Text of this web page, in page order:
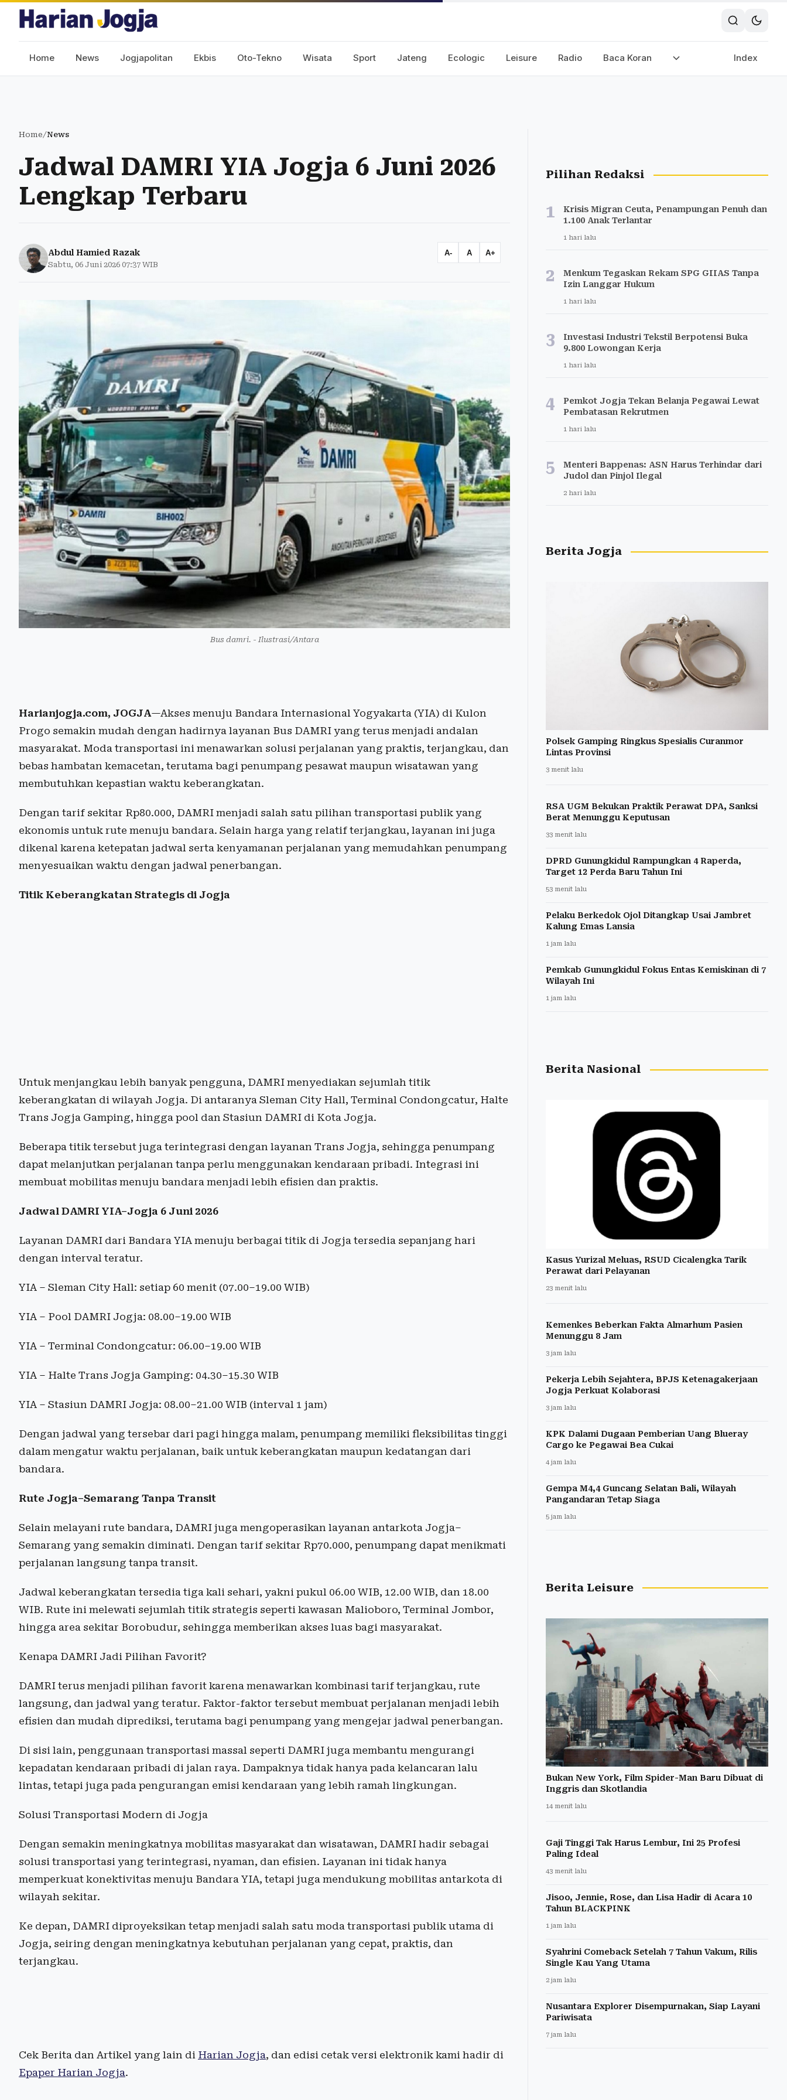
Home News Jogjapolitan Ekbis Oto-Tekno Wisata Sport Jateng Ecologic Leisure Radio Baca Koran Index
Home/News
Jadwal DAMRI YIA Jogja 6 Juni 2026
Lengkap Terbaru
Abdul Hamied Razak
Sabtu, 06 Juni 2026 07:37 WIB
A- A A+
Bus damri. - Ilustrasi/Antara
Harianjogja.com, JOGJA—Akses menuju Bandara Internasional Yogyakarta (YIA) di Kulon
Progo semakin mudah dengan hadirnya layanan Bus DAMRI yang terus menjadi andalan
masyarakat. Moda transportasi ini menawarkan solusi perjalanan yang praktis, terjangkau, dan
bebas hambatan kemacetan, terutama bagi penumpang pesawat maupun wisatawan yang
membutuhkan kepastian waktu keberangkatan.
Dengan tarif sekitar Rp80.000, DAMRI menjadi salah satu pilihan transportasi publik yang
ekonomis untuk rute menuju bandara. Selain harga yang relatif terjangkau, layanan ini juga
dikenal karena ketepatan jadwal serta kenyamanan perjalanan yang memudahkan penumpang
menyesuaikan waktu dengan jadwal penerbangan.
Titik Keberangkatan Strategis di Jogja
Untuk menjangkau lebih banyak pengguna, DAMRI menyediakan sejumlah titik
keberangkatan di wilayah Jogja. Di antaranya Sleman City Hall, Terminal Condongcatur, Halte
Trans Jogja Gamping, hingga pool dan Stasiun DAMRI di Kota Jogja.
Beberapa titik tersebut juga terintegrasi dengan layanan Trans Jogja, sehingga penumpang
dapat melanjutkan perjalanan tanpa perlu menggunakan kendaraan pribadi. Integrasi ini
membuat mobilitas menuju bandara menjadi lebih efisien dan praktis.
Jadwal DAMRI YIA–Jogja 6 Juni 2026
Layanan DAMRI dari Bandara YIA menuju berbagai titik di Jogja tersedia sepanjang hari
dengan interval teratur.
YIA – Sleman City Hall: setiap 60 menit (07.00–19.00 WIB)
YIA – Pool DAMRI Jogja: 08.00–19.00 WIB
YIA – Terminal Condongcatur: 06.00–19.00 WIB
YIA – Halte Trans Jogja Gamping: 04.30–15.30 WIB
YIA – Stasiun DAMRI Jogja: 08.00–21.00 WIB (interval 1 jam)
Dengan jadwal yang tersebar dari pagi hingga malam, penumpang memiliki fleksibilitas tinggi
dalam mengatur waktu perjalanan, baik untuk keberangkatan maupun kedatangan dari
bandara.
Rute Jogja–Semarang Tanpa Transit
Selain melayani rute bandara, DAMRI juga mengoperasikan layanan antarkota Jogja–
Semarang yang semakin diminati. Dengan tarif sekitar Rp70.000, penumpang dapat menikmati
perjalanan langsung tanpa transit.
Jadwal keberangkatan tersedia tiga kali sehari, yakni pukul 06.00 WIB, 12.00 WIB, dan 18.00
WIB. Rute ini melewati sejumlah titik strategis seperti kawasan Malioboro, Terminal Jombor,
hingga area sekitar Borobudur, sehingga memberikan akses luas bagi masyarakat.
Kenapa DAMRI Jadi Pilihan Favorit?
DAMRI terus menjadi pilihan favorit karena menawarkan kombinasi tarif terjangkau, rute
langsung, dan jadwal yang teratur. Faktor-faktor tersebut membuat perjalanan menjadi lebih
efisien dan mudah diprediksi, terutama bagi penumpang yang mengejar jadwal penerbangan.
Di sisi lain, penggunaan transportasi massal seperti DAMRI juga membantu mengurangi
kepadatan kendaraan pribadi di jalan raya. Dampaknya tidak hanya pada kelancaran lalu
lintas, tetapi juga pada pengurangan emisi kendaraan yang lebih ramah lingkungan.
Solusi Transportasi Modern di Jogja
Dengan semakin meningkatnya mobilitas masyarakat dan wisatawan, DAMRI hadir sebagai
solusi transportasi yang terintegrasi, nyaman, dan efisien. Layanan ini tidak hanya
memperkuat konektivitas menuju Bandara YIA, tetapi juga mendukung mobilitas antarkota di
wilayah sekitar.
Ke depan, DAMRI diproyeksikan tetap menjadi salah satu moda transportasi publik utama di
Jogja, seiring dengan meningkatnya kebutuhan perjalanan yang cepat, praktis, dan
terjangkau.
Cek Berita dan Artikel yang lain di Harian Jogja, dan edisi cetak versi elektronik kami hadir di
Epaper Harian Jogja.
Pilihan Redaksi
1
Krisis Migran Ceuta, Penampungan Penuh dan
1.100 Anak Terlantar
1 hari lalu
2
Menkum Tegaskan Rekam SPG GIIAS Tanpa
Izin Langgar Hukum
1 hari lalu
3
Investasi Industri Tekstil Berpotensi Buka
9.800 Lowongan Kerja
1 hari lalu
4
Pemkot Jogja Tekan Belanja Pegawai Lewat
Pembatasan Rekrutmen
1 hari lalu
5
Menteri Bappenas: ASN Harus Terhindar dari
Judol dan Pinjol Ilegal
2 hari lalu
Berita Jogja
Polsek Gamping Ringkus Spesialis Curanmor
Lintas Provinsi
3 menit lalu
RSA UGM Bekukan Praktik Perawat DPA, Sanksi
Berat Menunggu Keputusan
33 menit lalu
DPRD Gunungkidul Rampungkan 4 Raperda,
Target 12 Perda Baru Tahun Ini
53 menit lalu
Pelaku Berkedok Ojol Ditangkap Usai Jambret
Kalung Emas Lansia
1 jam lalu
Pemkab Gunungkidul Fokus Entas Kemiskinan di 7
Wilayah Ini
1 jam lalu
Berita Nasional
Kasus Yurizal Meluas, RSUD Cicalengka Tarik
Perawat dari Pelayanan
23 menit lalu
Kemenkes Beberkan Fakta Almarhum Pasien
Menunggu 8 Jam
3 jam lalu
Pekerja Lebih Sejahtera, BPJS Ketenagakerjaan
Jogja Perkuat Kolaborasi
3 jam lalu
KPK Dalami Dugaan Pemberian Uang Blueray
Cargo ke Pegawai Bea Cukai
4 jam lalu
Gempa M4,4 Guncang Selatan Bali, Wilayah
Pangandaran Tetap Siaga
5 jam lalu
Berita Leisure
Bukan New York, Film Spider-Man Baru Dibuat di
Inggris dan Skotlandia
14 menit lalu
Gaji Tinggi Tak Harus Lembur, Ini 25 Profesi
Paling Ideal
43 menit lalu
Jisoo, Jennie, Rose, dan Lisa Hadir di Acara 10
Tahun BLACKPINK
1 jam lalu
Syahrini Comeback Setelah 7 Tahun Vakum, Rilis
Single Kau Yang Utama
2 jam lalu
Nusantara Explorer Disempurnakan, Siap Layani
Pariwisata
7 jam lalu